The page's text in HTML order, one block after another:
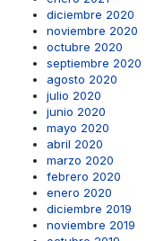
diciembre 2020
noviembre 2020
octubre 2020
septiembre 2020
agosto 2020
julio 2020
junio 2020
mayo 2020
abril 2020
marzo 2020
febrero 2020
enero 2020
diciembre 2019
noviembre 2019